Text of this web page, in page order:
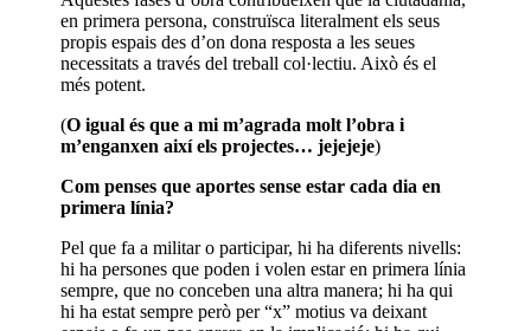
en primera persona, construïsca literalment els seus
propis espais des d’on dona resposta a les seues
necessitats a través del treball col·lectiu. Això és el
més potent.
(O igual és que a mi m’agrada molt l’obra i
m’enganxen així els projectes… jejejeje)
Com penses que aportes sense estar cada dia en
primera línia?
Pel que fa a militar o participar, hi ha diferents nivells:
hi ha persones que poden i volen estar en primera línia
sempre, que no conceben una altra manera; hi ha qui
hi ha estat sempre però per “x” motius va deixant